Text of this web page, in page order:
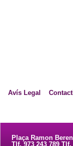
Avís Legal
Plaça Ramon
Tlf. 973 243 789 Tlf.